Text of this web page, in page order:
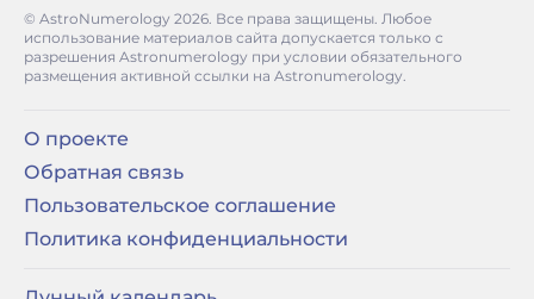
© AstroNumerology 2026. Все права защищены. Любое
использование материалов сайта допускается только с
разрешения Astronumerology при условии обязательного
размещения активной ссылки на Astronumerology.
О проекте
Обратная связь
Пользовательское соглашение
Политика конфиденциальности